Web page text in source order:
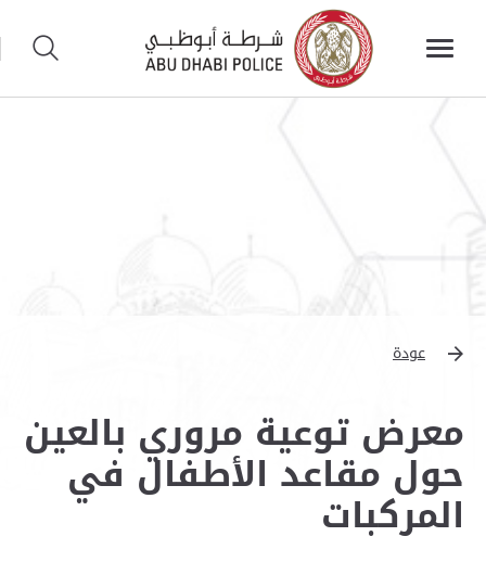
عودة
معرض توعية مروري بالعين
حول مقاعد الأطفال في
المركبات